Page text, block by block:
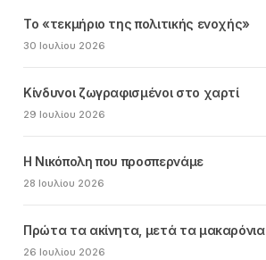
Το «τεκμήριο της πολιτικής ενοχής»
30 Ιουλίου 2026
Κίνδυνοι ζωγραφισμένοι στο χαρτί
29 Ιουλίου 2026
Η Νικόπολη που προσπερνάμε
28 Ιουλίου 2026
Πρώτα τα ακίνητα, μετά τα μακαρόνια
26 Ιουλίου 2026